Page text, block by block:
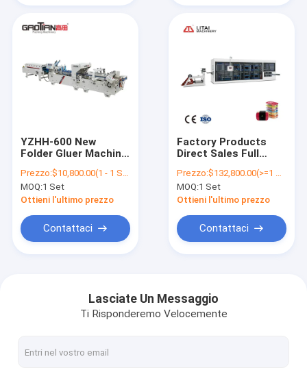
Contattaci
YZHH-600 New
Folder Gluer Machine
Machine Garment
Shops Machine
2021made in China
Prezzo:$10,800.00(1 - 1 Sets) $10,500.00(2 - 2 Sets) $10,300.00(>=3 Sets)
MOQ:1 Set
Ottieni l'ultimo prezzo
Contattaci
Factory Products
Direct Sales Full
Positive And
Negative Pressure
Pet Thermoforming
Machine
Manufacturer
Prezzo:$132,800.00(>=1 Sets)
MOQ:1 Set
Ottieni l'ultimo prezzo
Contattaci
Lasciate Un Messaggio
Ti Risponderemo Velocemente